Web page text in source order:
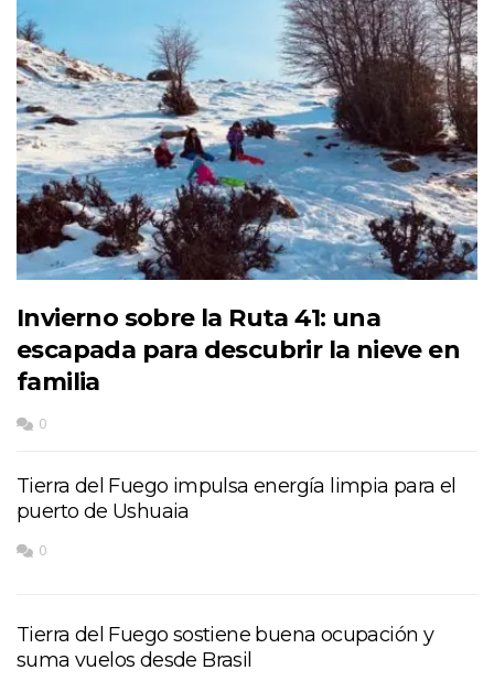
Invierno sobre la Ruta 41: una
escapada para descubrir la nieve en
familia
0
Tierra del Fuego impulsa energía limpia para el
puerto de Ushuaia
0
Tierra del Fuego sostiene buena ocupación y
suma vuelos desde Brasil